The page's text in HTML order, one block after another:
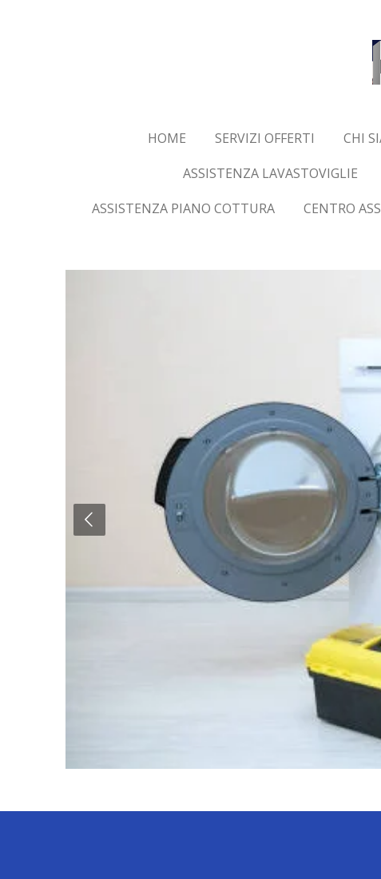
HOME SERVIZI OFFERTI CHI
ASSISTENZA LAVASTOVIGLIE
ASSISTENZA PIANO COTTURA
CENTRO